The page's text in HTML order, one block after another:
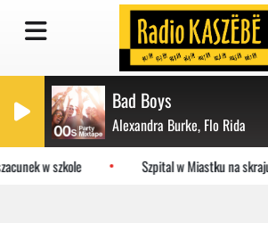
Bad Boys
Alexandra Burke, Flo Rida
w szkole Szpital w Miastku na